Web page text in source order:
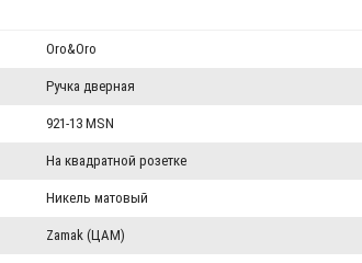
Oro&Oro
Ручка дверная
921-13 MSN
На квадратной розетке
Никель матовый
Zamak (ЦАМ)